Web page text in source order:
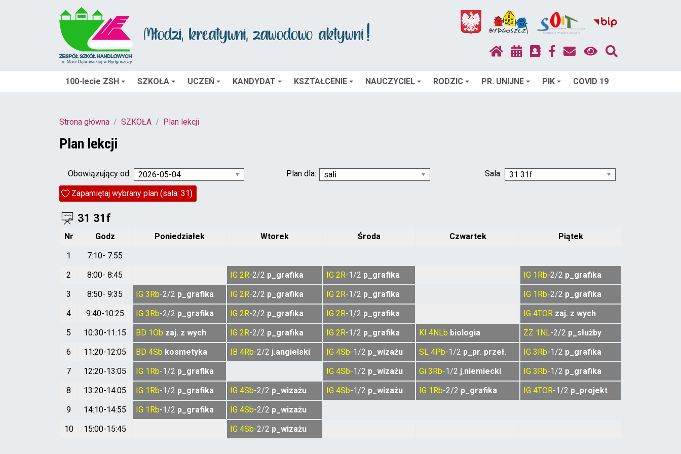
100-lecie ZSH SZKOŁA UCZEŃ KANDYDAT KSZTAŁCENIE NAUCZYCIEL RODZIC PR. UNIJNE PIK COVID 19
Strona główna SZKOŁA Plan lekcji
Plan lekcji
Obowiązujący od: 2026-05-04 Plan dla: sali Sala:
31 31f
Zapamiętaj wybrany plan (sala: 31)
31 31f
Nr Godz Poniedziałek Wtorek Środa Czwartek
Piątek
1
7:10- 7:55
2
8:00- 8:45 IG 2R-2/2 p_grafika IG 2R-1/2 p_grafika IG 1Rb-2/2 p_grafika
3
8:50- 9:35 IG 3Rb-2/2 p_grafika IG 2R-2/2 p_grafika IG 2R-1/2 p_grafika IG 1Rb-2/2 p_grafika
4
9:40-10:25 IG 3Rb-2/2 p_grafika IG 2R-2/2 p_grafika IG 2R-1/2 p_grafika IG 4TOR zaj. z wych
5
10:30-11:15 BD 1Ob zaj. z wych IG 2R-2/2 p_grafika IG 2R-1/2 p_grafika KI 4NLb biologia ZZ 1NL-2/2 p_służby
6
11:20-12:05 BD 4Sb kosmetyka IB 4Rb-2/2 j.angielski IG 4Sb-1/2 p_wizażu SL 4Pb-1/2 p_pr. przeł. IG 3Rb-1/2 p_grafika
7
12:20-13:05 IG 1Rb-1/2 p_grafika IG 4Sb-1/2 p_wizażu Gi 3Rb-1/2 j.niemiecki IG 3Rb-1/2 p_grafika
8
13:20-14:05 IG 1Rb-1/2 p_grafika IG 4Sb-2/2 p_wizażu IG 4Sb-1/2 p_wizażu IG 1Rb-2/2 p_grafika IG 4TOR-1/2 p_projekt
9
14:10-14:55 IG 1Rb-1/2 p_grafika IG 4Sb-2/2 p_wizażu
10
15:00-15:45 IG 4Sb-2/2 p_wizażu